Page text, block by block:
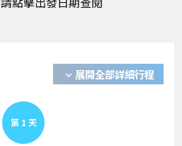
expand_more 展開全部詳細行程
第 1 天